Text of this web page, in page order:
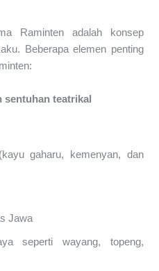
Raminten adalah konsep
Beberapa elemen penting
sentuhan teatrikal
gaharu, kemenyan, dan
Jawa
seperti wayang, topeng,